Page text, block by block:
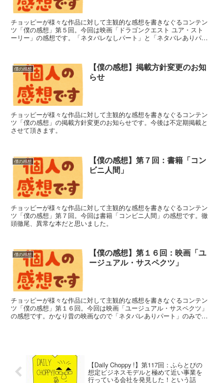
チョッピーが様々な作品に対して主観的な感想を書きなぐるコンテン
ツ「僕の感想」第５回。今回は映画「ドラゴンクエスト ユア・スト
ーリー」の感想です。「ネタバレなしパート」と「ネタバレありパー
僕の感想
【僕の感想】掲載方針変更のお知
らせ
チョッピーが様々な作品に対して主観的な感想を書きなぐるコンテン
ツ「僕の感想」の掲載方針変更のお知らせです。今後は不定期掲載と
させて頂きます。
僕の感想
【僕の感想】第７回：書籍「コン
ビニ人間」
チョッピーが様々な作品に対して主観的な感想を書きなぐるコンテン
ツ「僕の感想」第７回。今回は書籍「コンビニ人間」の感想です。徹
頭徹尾、異常な本だと思いました。
僕の感想
【僕の感想】第１６回：映画「ユ
ージュアル・サスペクツ」
チョッピーが様々な作品に対して主観的な感想を書きなぐるコンテン
ツ「僕の感想」第１６回。今回は映画「ユージュアル・サスペクツ」
の感想です。かなり昔の映画なので「ネタバレありパート」のみで
【Daily Choppy !】第117回：ふらとぴの
想定ビジネスモデルと極めて近い事業を
行っている会社を発見した！という話